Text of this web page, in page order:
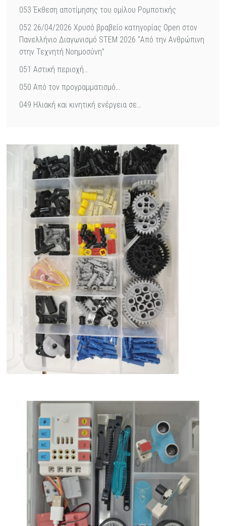
053 Έκθεση αποτίμησης του ομίλου Ρομποτικής
052 26/04/2026 Χρυσό βραβείο κατηγορίας Open στον
Πανελλήνιο Διαγωνισμό STEM 2026 “Από την Ανθρώπινη
στην Τεχνητή Νοημοσύνη”
051 Αστική περιοχή…
050 Από τον προγραμματισμό…
049 Ηλιακή και κινητική ενέργεια σε…